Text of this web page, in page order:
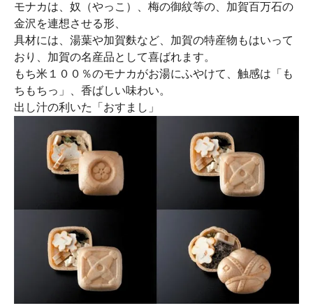
モナカは、奴（やっこ）、梅の御紋等の、加賀百万石の
金沢を連想させる形、
具材には、湯葉や加賀麩など、加賀の特産物もはいって
おり、加賀の名産品として喜ばれます。
もち米１００％のモナカがお湯にふやけて、触感は「も
ちもちっ」、香ばしい味わい。
出し汁の利いた「おすまし」